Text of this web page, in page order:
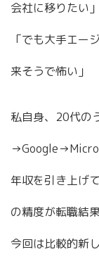
会社に移りたい」
「でも大手エー
来そうで怖い」
私自身、20代の
年収を引き上げ
の精度が転職結
今回は比較的新